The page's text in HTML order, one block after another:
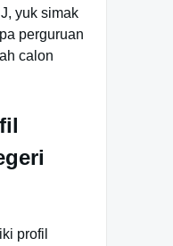
yuk simak
perguruan
calon
profil